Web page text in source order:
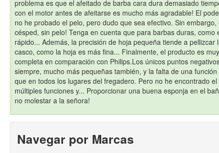
problema es que el afeitado de barba cara dura demasiado
con el motor antes de afeitarse es mucho más agradable! El
no he probado el pelo, pero dudo que sea efectivo. Sin
césped, sin pelo! Tenga en cuenta que para barbas duras, como
rápido... Además, la precisión de hoja pequeña tiende a pellizcar
casco, como la hoja es más fina... Finalmente, el producto es
completa en comparación con Philips.Los únicos puntos
siempre, mucho más pequeñas también, y la falta de una
que en todos los lugares del fregadero. Pero no he encontrado
múltiples funciones y... Proporcionar una buena esponja en el
no molestar a la señora!
Navegar por Marcas